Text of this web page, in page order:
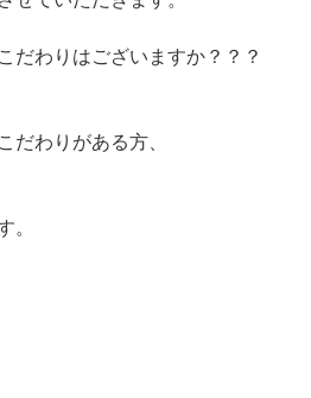
だわりはございますか？？？
だわりがある方、
。